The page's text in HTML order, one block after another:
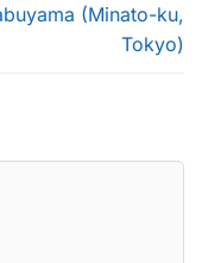
(Minato-ku,
Tokyo)